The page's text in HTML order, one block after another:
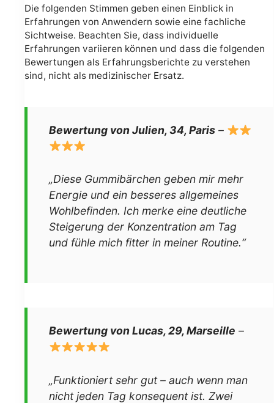
Die folgenden Stimmen geben einen Einblick in
Erfahrungen von Anwendern sowie eine fachliche
Sichtweise. Beachten Sie, dass individuelle
Erfahrungen variieren können und dass die folgenden
Bewertungen als Erfahrungsberichte zu verstehen
sind, nicht als medizinischer Ersatz.
Bewertung von Julien, 34, Paris –
„Diese Gummibärchen geben mir mehr
Energie und ein besseres allgemeines
Wohlbefinden. Ich merke eine deutliche
Steigerung der Konzentration am Tag
und fühle mich fitter in meiner Routine.“
Bewertung von Lucas, 29, Marseille –
„Funktioniert sehr gut – auch wenn man
nicht jeden Tag konsequent ist. Zwei